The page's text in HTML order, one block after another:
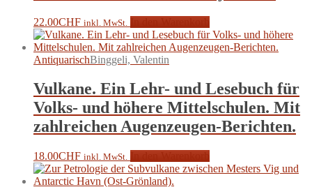
22.00CHF inkl. MwSt.
AntiquarischBinggeli, Valentin
Vulkane. Ein Lehr- und Lesebuch für
Volks- und höhere Mittelschulen. Mit
zahlreichen Augenzeugen-Berichten.
18.00CHF inkl. MwSt.